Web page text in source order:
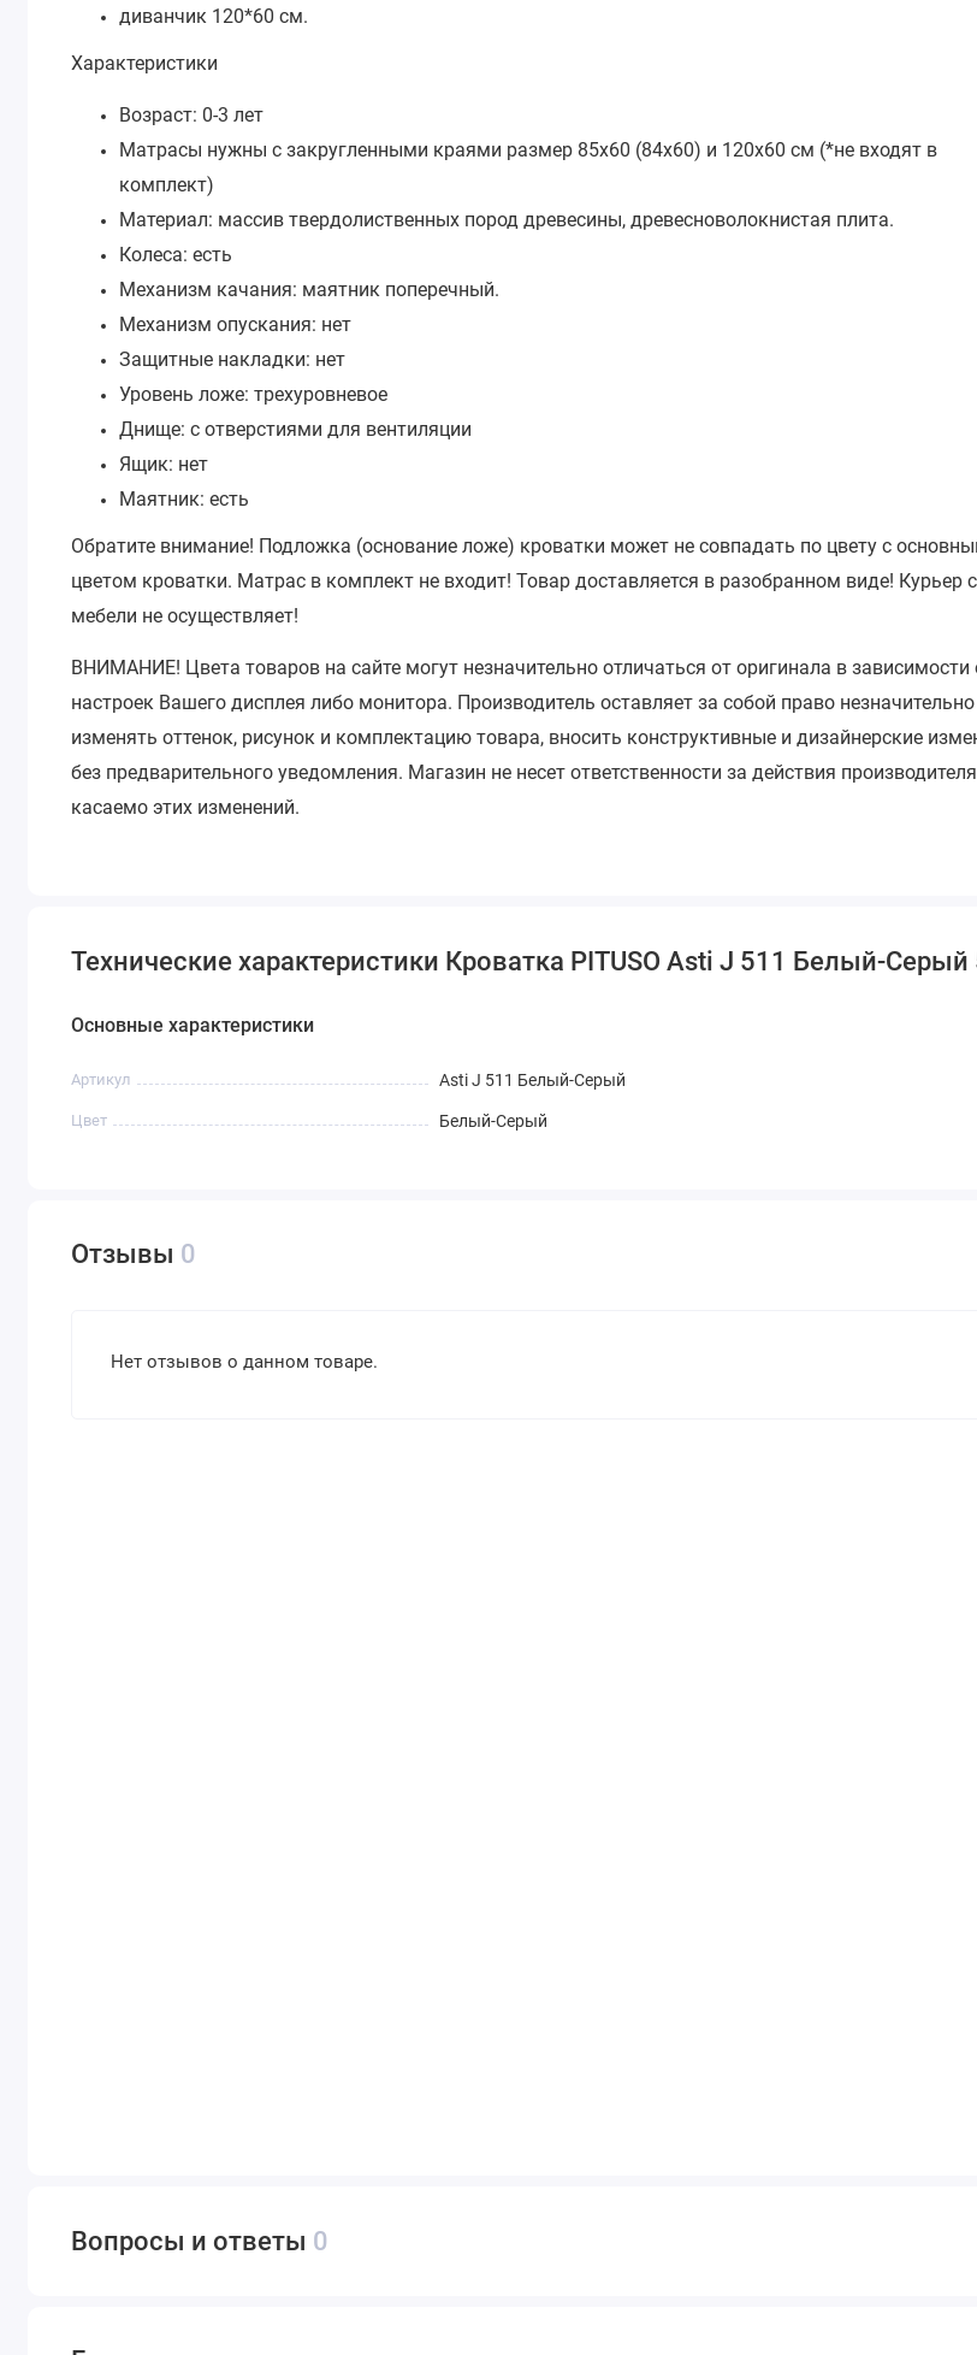
диванчик 120*60 см.
Характеристики
Возраст: 0-3 лет
Матрасы нужны с закругленными краями размер 85х60 (84х60) и 120х60 см (*не входят в
комплект)
Материал: массив твердолиственных пород древесины, древесноволокнистая плита.
Колеса: есть
Механизм качания: маятник поперечный.
Механизм опускания: нет
Защитные накладки: нет
Уровень ложе: трехуровневое
Днище: с отверстиями для вентиляции
Ящик: нет
Маятник: есть
Обратите внимание! Подложка (основание ложе) кроватки может не совпадать по цвету с
цветом кроватки. Матрас в комплект не входит!Товар доставляется в разобранном виде! Курьер
мебели не осуществляет!
ВНИМАНИЕ! Цвета товаров на сайте могут незначительно отличаться от оригинала в зависимости
настроек Вашего дисплея либо монитора. Производитель оставляет за собой право незначительно
изменять оттенок, рисунок и комплектацию товара, вносить конструктивные и дизайнерские
без предварительного уведомления. Магазин не несет ответственности за действия производителя
касаемо этих изменений.
Технические характеристики Кроватка PITUSO Asti J 511 Белый-
Основные характеристики
Артикул Asti J 511 Белый-Серый
Цвет Белый-Серый
Отзывы 0
Нет отзывов о данном товаре.
Вопросы и ответы 0